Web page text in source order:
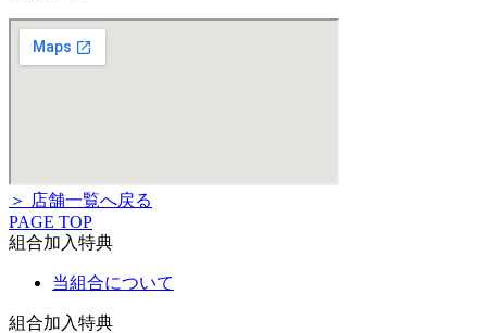
＞ 店舗一覧へ戻る
PAGE TOP
組合加入特典
当組合について
組合加入特典